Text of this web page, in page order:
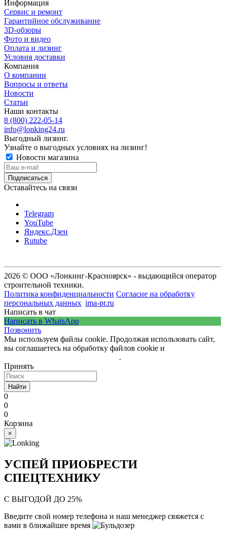
Информация
Сервис и ремонт
Гарантийное обслуживание
3D-обзоры
Фото и видео
Оплата и лизинг
Условия доставки
Компания
О компании
Вопросы и ответы
Новости
Статьи
Наши контакты
8 (800) 222-05-14
info@lonking24.ru
Выгодный лизинг.
Узнайте о выгодных условиях на лизинг!
Новости магазина
Оставайтесь на связи
Telegram
YouTube
Яндекс.Дзен
Rutube
2026 © ООО «Лонкинг-Красноярск» - выдающийся оператор
строительной техники.
Политика конфиденциальности Согласие на обработку
персональных данных ima-pr.ru
Написать в чат
Написать в WhatsApp
Позвонить
Мы используем файлы cookie. Продолжая использовать сайт,
вы соглашаетесь на обработку файлов cookie и
.
Принять
Найти
0
0
0
Корзина
×
УСПЕЙ ПРИОБРЕСТИ
СПЕЦТЕХНИКУ
С ВЫГОДОЙ ДО 25%
Введите свой номер телефона и наш менеджер свяжется с
вами в ближайшее время